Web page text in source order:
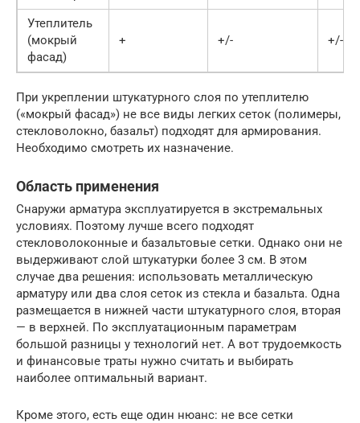
Утеплитель
(мокрый
фасад)
+ +/- +/-
При укреплении штукатурного слоя по утеплителю
(«мокрый фасад») не все виды легких сеток (полимеры,
стекловолокно, базальт) подходят для армирования.
Необходимо смотреть их назначение.
Область применения
Снаружи арматура эксплуатируется в экстремальных
условиях. Поэтому лучше всего подходят
стекловолоконные и базальтовые сетки. Однако они не
выдерживают слой штукатурки более 3 см. В этом
случае два решения: использовать металлическую
арматуру или два слоя сеток из стекла и базальта. Одна
размещается в нижней части штукатурного слоя, вторая
— в верхней. По эксплуатационным параметрам
большой разницы у технологий нет. А вот трудоемкость
и финансовые траты нужно считать и выбирать
наиболее оптимальный вариант.
Кроме этого, есть еще один нюанс: не все сетки